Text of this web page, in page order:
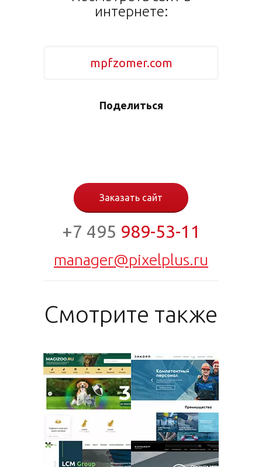
интернете:
mpfzomer.com
Поделиться
Заказать сайт
+7 495 989-53-11
manager@pixelplus.ru
Смотрите также